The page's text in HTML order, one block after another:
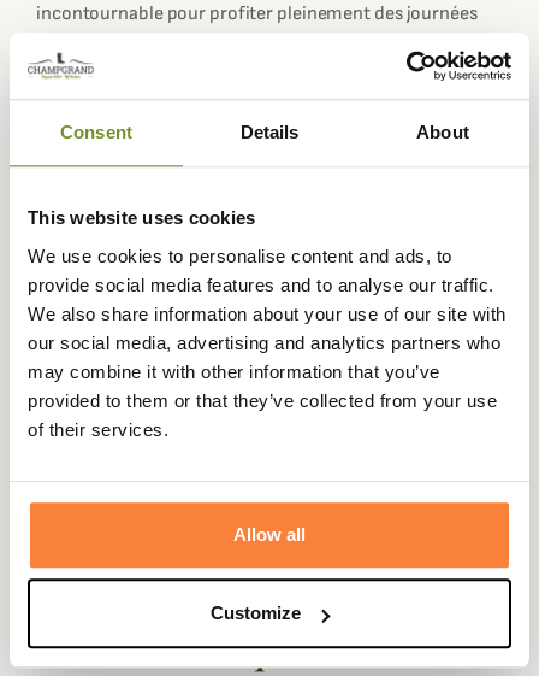
Consent Details About
This website uses cookies
We use cookies to personalise content and ads, to
provide social media features and to analyse our traffic.
We also share information about your use of our site with
our social media, advertising and analytics partners who
may combine it with other information that you’ve
provided to them or that they’ve collected from your use
of their services.
Allow all
Customize
incontournable pour profiter pleinement des journées
légèreté et une douceur naturelles qui rendent son port
agréable même lors des journées les plus chaudes.
Sa coupe ample et son motif délicat de fines rayures lui
confèrent une allure décontractée et élégante, idéale
apporte une touche féminine et raffinée, parfaite pour
un style à la fois casual et chic. Des détails soignés,
comme la bande horizontale sur les poignets et
l’empiècement du dos, ajoutent une touche d’originalité
à son design intemporel. Une discrète plaque métallique
siglée Barbour, positionnée au centre du dos, témoigne
du savoir-faire et de la qualité de la marque.
Disponible en tailles 8 à 18, cette chemise est une pièce
promenade en bord de mer à une sortie décontractée en
ville. Elle allie confort, style et authenticité pour
Fiche technique